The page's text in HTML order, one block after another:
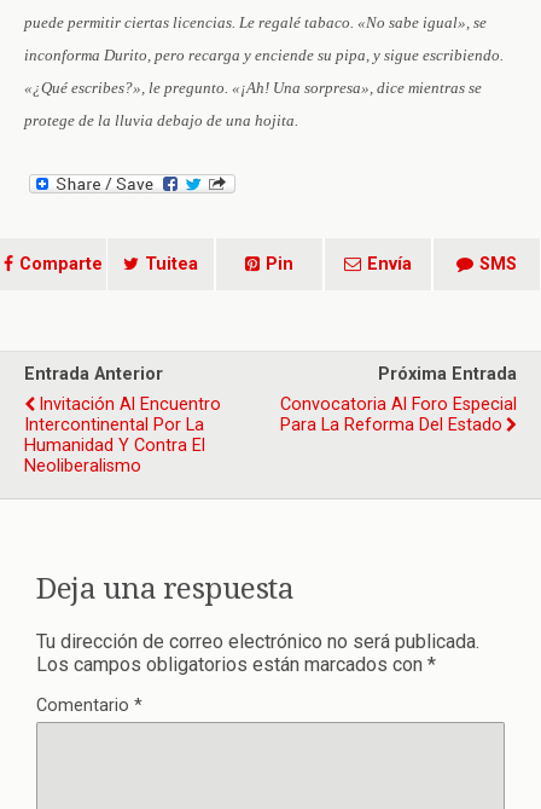
puede permitir ciertas licencias. Le regalé tabaco. «No sabe igual», se
inconforma Durito, pero recarga y enciende su pipa, y sigue escribiendo.
«¿Qué escribes?», le pregunto. «¡Ah! Una sorpresa», dice mientras se
protege de la lluvia debajo de una hojita.
Comparte Tuitea Pin Envía SMS
Entrada Anterior
Invitación Al Encuentro
Intercontinental Por La
Humanidad Y Contra El
Neoliberalismo
Próxima Entrada
Convocatoria Al Foro Especial
Para La Reforma Del Estado
Deja una respuesta
Tu dirección de correo electrónico no será publicada.
Los campos obligatorios están marcados con *
Comentario *